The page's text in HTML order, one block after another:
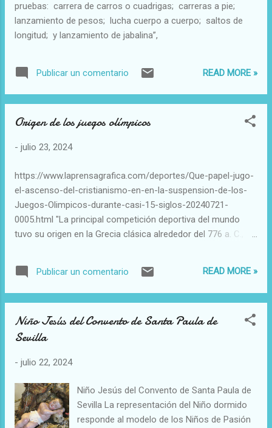
pruebas: carrera de carros o cuadrigas; carreras a pie;
lanzamiento de pesos; lucha cuerpo a cuerpo; saltos de
longitud; y lanzamiento de jabalina”,
Publicar un comentario READ MORE »
Origen de los juegos olímpicos
- julio 23, 2024
https://www.laprensagrafica.com/deportes/Que-papel-jugo-
el-ascenso-del-cristianismo-en-en-la-suspension-de-los-
Juegos-Olimpicos-durante-casi-15-siglos-20240721-
0005.html "La principal competición deportiva del mundo
tuvo su origen en la Grecia clásica alrededor del 776 a. C., en
nombre. Los juegos, que duraban una semana, se
celebraban cada cuatro años en esta ciudad y también en
otras localidades helenas como Delfos, Corinto o Nemea".
Publicar un comentario READ MORE »
Niño Jesús del Convento de Santa Paula de
Sevilla
- julio 22, 2024
Niño Jesús del Convento de Santa Paula de
Sevilla La representación del Niño dormido
responde al modelo de los Niños de Pasión